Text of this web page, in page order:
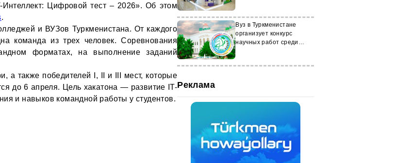
Интеллект: Цифровой тест – 2026». Об этом
.
и ВУЗов Туркменистана. От каждого
команда из трех человек. Соревнования
форматах, на выполнение заданий
а также победителей I, II и III мест, которые
до 6 апреля. Цель хакатона — развитие IT-
и навыков командной работы у студентов.
Вуз в Туркменистане
организует конкурс
научных работ среди
Реклама